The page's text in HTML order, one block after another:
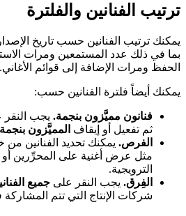
ترتيب الفنانين والفلترة
يمكنك ترتيب الفنانين حسب تاريخ الإصدار
بما في ذلك عدد المستمعين ومرات
الحفظ ومرات الإضافة إلى قوائم الأغاني.
يمكنك أيضاً فلترة الفنانين حسب:
فنانون مميَّزون بنجمة. يجب النقر
ثم تفعيل أو إيقاف المميَّزون بنجمة
الفرص. يمكنك تحديد الفنانين من
مثل عرض أغنية على المحرِّرين أو
الترويجية.
الفِرق. يجب النقر على جميع
شركات الإنتاج التي تتم المشاركة